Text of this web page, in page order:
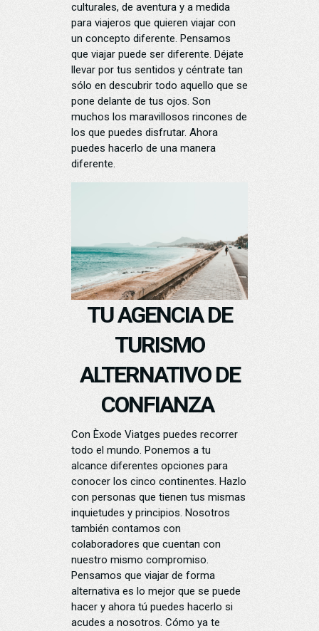
culturales, de aventura y a medida
para viajeros que quieren viajar con
un concepto diferente. Pensamos
que viajar puede ser diferente. Déjate
llevar por tus sentidos y céntrate tan
sólo en descubrir todo aquello que se
pone delante de tus ojos. Son
muchos los maravillosos rincones de
los que puedes disfrutar. Ahora
puedes hacerlo de una manera
diferente.
TU AGENCIA DE
TURISMO
ALTERNATIVO DE
CONFIANZA
Con Èxode Viatges puedes recorrer
todo el mundo. Ponemos a tu
alcance diferentes opciones para
conocer los cinco continentes. Hazlo
con personas que tienen tus mismas
inquietudes y principios. Nosotros
también contamos con
colaboradores que cuentan con
nuestro mismo compromiso.
Pensamos que viajar de forma
alternativa es lo mejor que se puede
hacer y ahora tú puedes hacerlo si
acudes a nosotros. Cómo ya te